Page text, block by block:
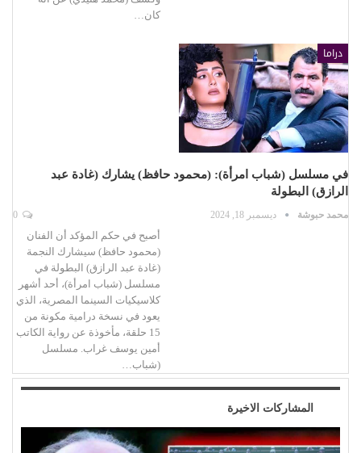
كان…
دراما
في مسلسل (شباب امرأة): (محمود حافظ) يشارك (غادة عبد
الرازق) البطولة
محمد حبوشة ديسمبر 18, 2024
أصبح في حكم المؤكد أن الفنان
(محمود حافظ) سيشارك النجمة
(غادة عبد الرازق) البطولة في
مسلسل (شباب امرأة)، أحد أشهر
كلاسيكيات السينما المصرية، الذي
يعود في نسخة درامية مكونة من
15 حلقة، مأخوذة عن رواية الكاتب
أمين يوسف غراب. مسلسل
(شباب…
المشاركات الاخيرة